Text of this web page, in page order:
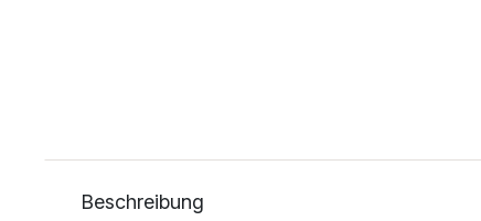
Beschreibung